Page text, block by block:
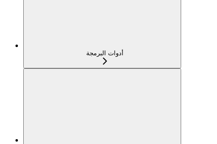
أدوات البرمجة